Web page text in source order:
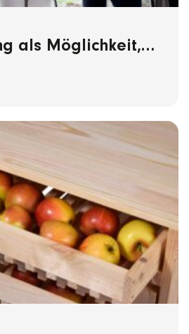
als Möglichkeit,